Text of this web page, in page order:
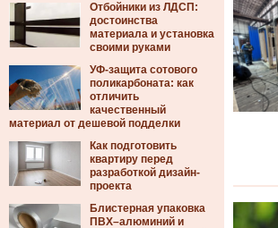
Отбойники из ЛДСП:
достоинства
материала и установка
своими руками
УФ-защита сотового
поликарбоната: как
отличить
качественный
материал от дешевой подделки
Как подготовить
квартиру перед
разработкой дизайн-
проекта
Блистерная упаковка
ПВХ–алюминий и